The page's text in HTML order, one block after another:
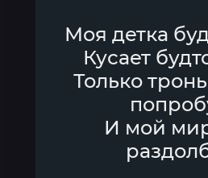
Моя детка
Кусает
Только
И мой